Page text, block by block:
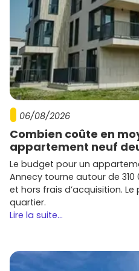
06/08/2026
Combien coûte en
appartement neuf
Le budget pour un
Annecy tourne autour de
et hors frais d’acquisition.
quartier.
Lire la suite...